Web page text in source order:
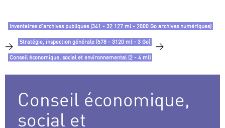
Inventaires d’archives publiques (341 - 32 127 ml - 2000 Go archives numériques)
> Stratégie, inspection générale (578 - 3120 ml - 3 Go) >
Conseil économique, social et environnemental (2 - 4 ml)
Conseil économique,
social et